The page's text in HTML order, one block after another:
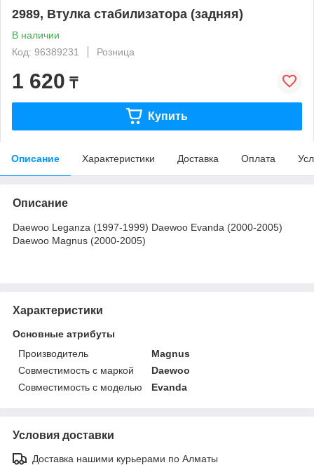
2989, Втулка стабилизатора (задняя)
В наличии
Код: 96389231
Розница
1 620 ₸
Купить
Описание Характеристики Доставка Оплата
Описание
Daewoo Leganza (1997-1999) Daewoo Evanda (2000-2005)
Daewoo Magnus (2000-2005)
Характеристики
Основные атрибуты
Производитель
Magnus
Совместимость с маркой
Daewoo
Совместимость с моделью
Evanda
Условия доставки
Доставка нашими курьерами по Алматы